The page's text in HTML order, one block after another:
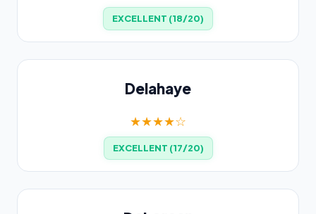
EXCELLENT (18/20)
Delahaye
★★★★☆
EXCELLENT (17/20)